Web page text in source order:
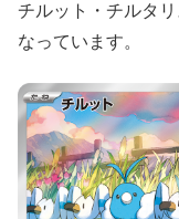
チルット・チルタ
なっています。